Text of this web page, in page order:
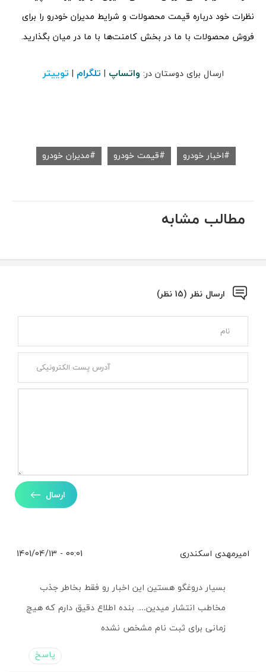
نظرات خود درباره قیمت محصولات و شرایط مدیران خودرو را برای
فروش محصولات با ما در بخش کامنت‌ها با ما در میان بگذارید.
ارسال برای دوستان در: واتساپ | تلگرام | توییتر
اخبار خودرو قیمت خودرو مدیران خودرو
مطالب مشابه
ارسال نظر (15 نظر)
ارسال
امیرمهدی اسکندری 00:01 - 1401/04/13
بسیار دروغگو هستین این اخبار رو فقط بخاطر جذب
مخاطب انتشار میدین…. بنده اطلاع دقیق دارم که هیچ
زمانی برای ثبت نام مشخص نشده
پاسخ